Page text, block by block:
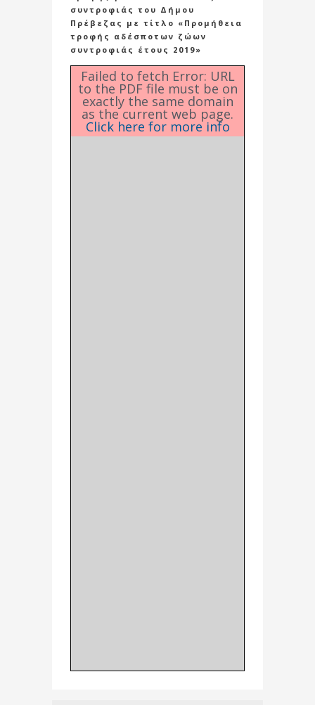
συντροφιάς του Δήμου
Πρέβεζας με τίτλο «Προμήθεια
τροφής αδέσποτων ζώων
συντροφιάς έτους 2019»
Failed to fetch Error: URL
to the PDF file must be on
exactly the same domain
as the current web page.
Click here for more info